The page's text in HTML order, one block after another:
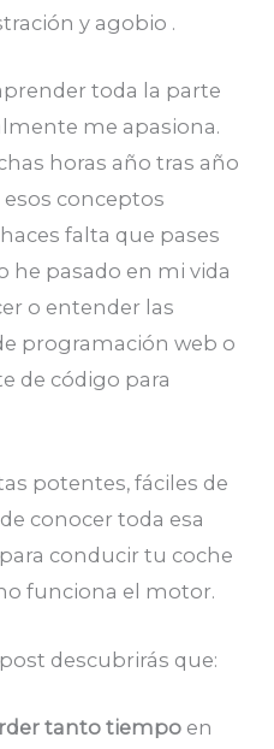
y agobio .
toda la parte
me apasiona.
horas año tras año
conceptos
falta que pases
he pasado en mi vida
o entender las
programación web o
de código para
potentes, fáciles de
conocer toda esa
conducir tu coche
funciona el motor.
descubrirás que:
tanto tiempoen